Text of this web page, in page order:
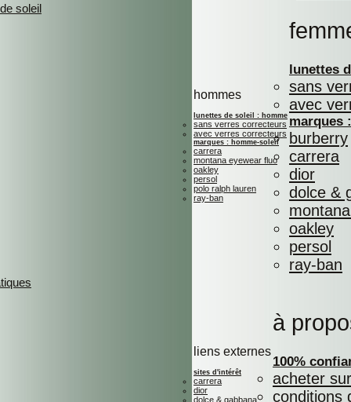
soleil
hommes
lunettes de soleil : homme
sans verres correcteurs
avec verres correcteurs
marques : homme-soleil
carrera
montana eyewear fluo
oakley
persol
polo ralph lauren
ray-ban
lunettes
sans
avec
marques
burberry
carrera
dior
dolce &
oakley
persol
ray-ban
liens externes
sites d'intérêt
carrera
dior
dolce & gabbana
à
100%
acheter
conditions